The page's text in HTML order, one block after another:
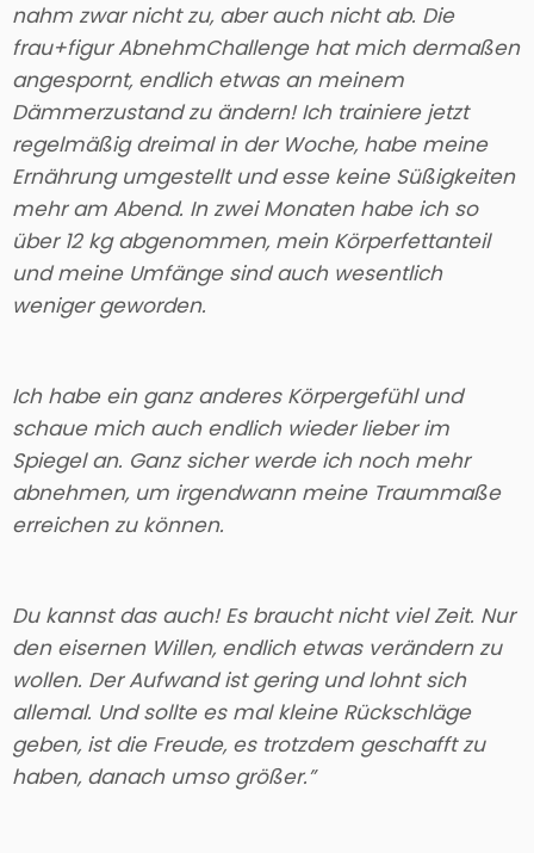
nahm zwar nicht zu, aber auch nicht ab. Die
frau+figur AbnehmChallenge hat mich dermaßen
angespornt, endlich etwas an meinem
Dämmerzustand zu ändern! Ich trainiere jetzt
regelmäßig dreimal in der Woche, habe meine
Ernährung umgestellt und esse keine Süßigkeiten
mehr am Abend. In zwei Monaten habe ich so
über 12 kg abgenommen, mein Körperfettanteil
und meine Umfänge sind auch wesentlich
weniger geworden.
Ich habe ein ganz anderes Körpergefühl und
schaue mich auch endlich wieder lieber im
Spiegel an. Ganz sicher werde ich noch mehr
abnehmen, um irgendwann meine Traummaße
erreichen zu können.
Du kannst das auch! Es braucht nicht viel Zeit. Nur
den eisernen Willen, endlich etwas verändern zu
wollen. Der Aufwand ist gering und lohnt sich
allemal. Und sollte es mal kleine Rückschläge
geben, ist die Freude, es trotzdem geschafft zu
haben, danach umso größer.”